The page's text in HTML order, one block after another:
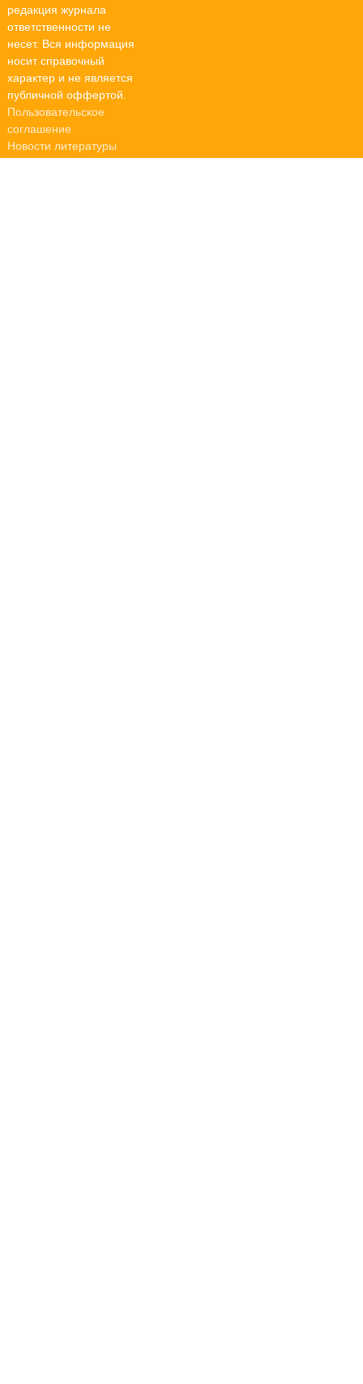
редакция журнала
ответственности не
несет. Вся информация
носит справочный
характер и не является
публичной оффертой.
Пользовательское
соглашение
Новости литературы